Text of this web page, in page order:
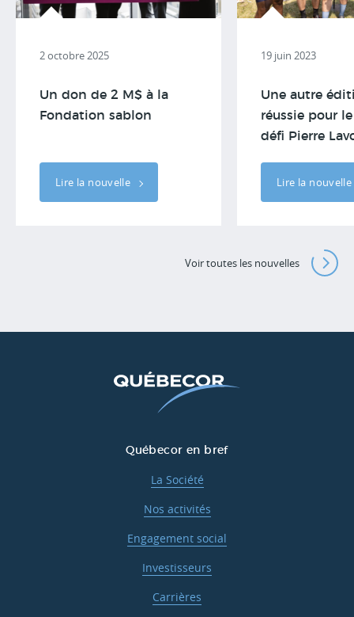
2 octobre 2025
Un don de 2 M$ à la
Fondation sablon
Lire la nouvelle
19 juin 2023
Une autre
réussie pour
défi Pierre
Lire la nouvelle
Voir toutes les nouvelles
Québecor en bref
La Société
Nos activités
Engagement social
Investisseurs
Carrières